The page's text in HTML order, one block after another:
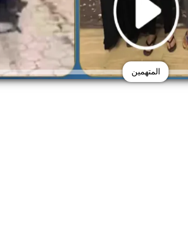
المتهمين